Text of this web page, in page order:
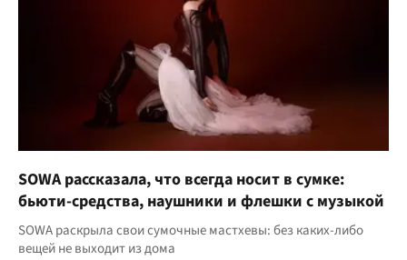
SOWA рассказала, что всегда носит в сумке:
бьюти-средства, наушники и флешки с музыкой
SOWA раскрыла свои сумочные мастхевы: без каких-либо
вещей не выходит из дома